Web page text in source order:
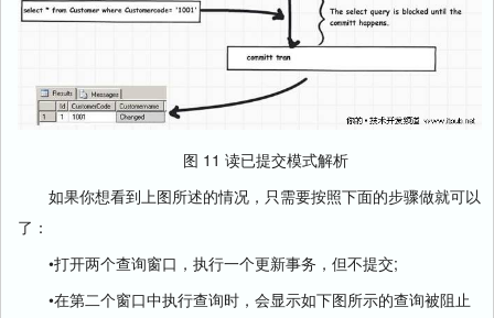
图 11 读已提交模式解析
如果你想看到上图所述的情况，只需要按照下面的步骤做就可以
了：
•打开两个查询窗口，执行一个更新事务，但不提交;
•在第二个窗口中执行查询时，会显示如下图所示的查询被阻止